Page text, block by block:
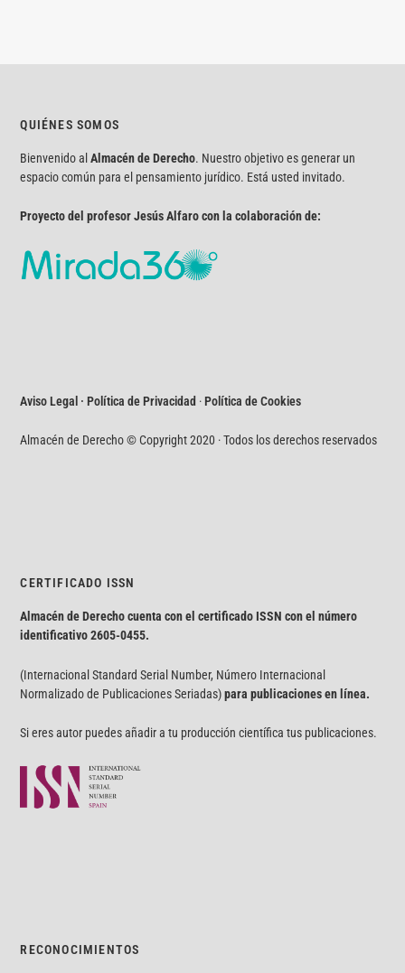
QUIÉNES SOMOS
Bienvenido alAlmacén de Derecho. Nuestro objetivo es generar un
espacio común para el pensamiento jurídico. Está usted invitado.
Proyecto del profesor Jesús Alfaro con la colaboración de:
Aviso Legal · Política de Privacidad ·Política de Cookies
Almacén de Derecho © Copyright 2020 · Todos los derechos reservados
CERTIFICADO ISSN
Almacén de Derecho cuenta con el certificado ISSN con el número
identificativo2605-0455.
(Internacional Standard Serial Number, Número Internacional
Normalizado de Publicaciones Seriadas)para publicaciones en línea.
Si eres autor puedes añadir a tu producción científica tus publicaciones.
RECONOCIMIENTOS